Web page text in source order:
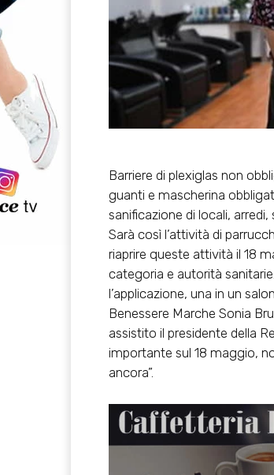
Barriere di plexiglas non
guanti e mascherina
sanificazione di locali,
Sarà così l’attività di
riaprire queste attività il 18
categoria e autorità
l’applicazione, una in un
Benessere Marche Sonia
assistito il presidente della
importante sul 18 maggio,
ancora”.